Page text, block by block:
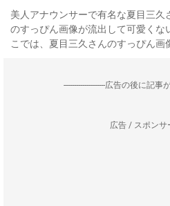
美人アナウンサーで有名な夏目三久
のすっぴん画像が流出して可愛くな
こでは、夏目三久さんのすっぴん画
--------------------広告の後に記事
広告 / スポンサ